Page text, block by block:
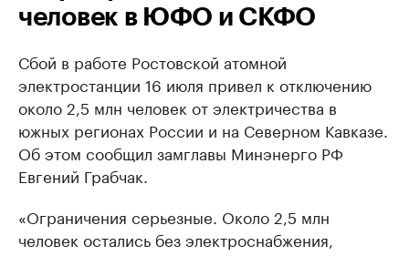
человек в ЮФО и СКФО
Сбой в работе Ростовской атомной
электростанции 16 июля привел к отключению
около 2,5 млн человек от электричества в
южных регионах России и на Северном Кавказе.
Об этом сообщил замглавы Минэнерго РФ
Евгений Грабчак.
«Ограничения серьезные. Около 2,5 млн
человек остались без электроснабжения,